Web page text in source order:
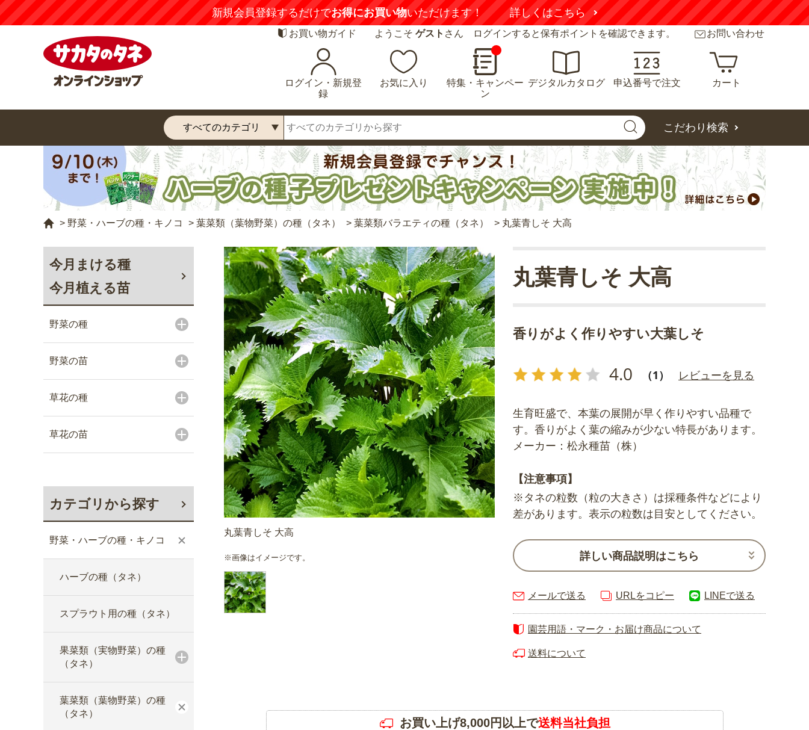
新規会員登録するだけでお得にお買い物いただけます！ 詳しくはこちら
お買い物ガイド ようこそ ゲスト さん ログインすると保有ポイントを確認できます。 お問い合わせ
ログイン・新規登
録
お気に入り
特集・キャンペー
ン
デジタルカタログ 申込番号で注文 カート
こだわり検索
> 野菜・ハーブの種・キノコ > 葉菜類（葉物野菜）の種（タネ） > 葉菜類バラエティの種（タネ） > 丸葉青しそ 大高
今月まける種
今月植える苗
野菜の種
野菜の苗
草花の種
草花の苗
カテゴリから探す
野菜・ハーブの種・キノコ
ハーブの種（タネ）
スプラウト用の種（タネ）
果菜類（実物野菜）の種
（タネ）
葉菜類（葉物野菜）の種
（タネ）
丸葉青しそ 大高
※画像はイメージです。
香りがよく作りやすい大葉しそ
4.0 （1） レビューを見る
丸葉青しそ 大高
生育旺盛で、本葉の展開が早く作りやすい品種で
す。香りがよく葉の縮みが少ない特長があります。
メーカー：松永種苗（株）
【注意事項】
※タネの粒数（粒の大きさ）は採種条件などにより
差があります。表示の粒数は目安としてください。
詳しい商品説明はこちら
メールで送る URLをコピー LINEで送る
園芸用語・マーク・お届け商品について
送料について
お買い上げ8,000円以上で送料当社負担